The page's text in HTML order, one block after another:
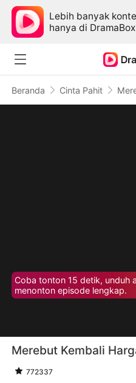
Lebih banyak
hanya di DramaBox
Beranda Cinta Pahit
Coba tonton 15 detik, unduh
menonton episode lengkap.
Merebut Kembali
772337